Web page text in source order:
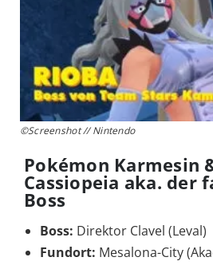
©Screenshot // Nintendo
Pokémon Karmesin
Cassiopeia aka. der
Boss
Boss: Direktor Clavel (Leval)
Fundort: Mesalona-City